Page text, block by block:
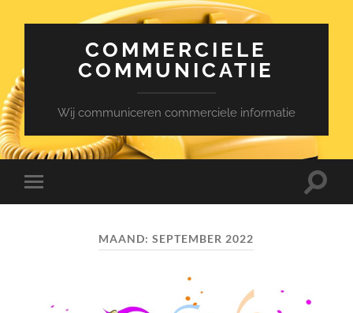
COMMERCIELE
COMMUNICATIE
Wij communiceren commerciele informatie
Toggle
mobiel
Toggle
MAAND:SEPTEMBER 2022